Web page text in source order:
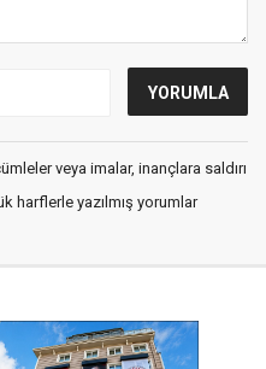
veya imalar, inançlara saldırı
harflerle yazılmış yorumlar